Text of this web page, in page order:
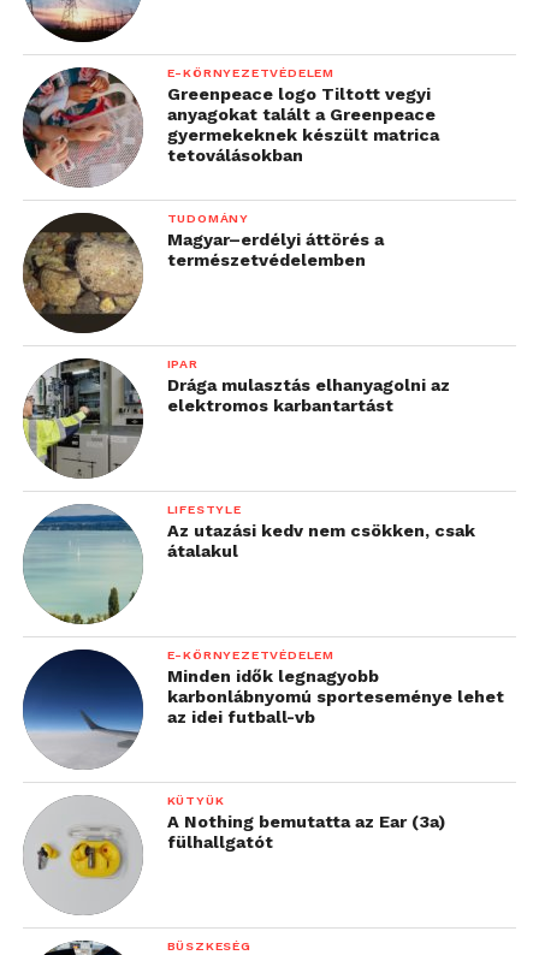
E-KÖRNYEZETVÉDELEM
Greenpeace logo Tiltott vegyi
anyagokat talált a Greenpeace
gyermekeknek készült matrica
tetoválásokban
TUDOMÁNY
Magyar–erdélyi áttörés a
természetvédelemben
IPAR
Drága mulasztás elhanyagolni az
elektromos karbantartást
LIFESTYLE
Az utazási kedv nem csökken, csak
átalakul
E-KÖRNYEZETVÉDELEM
Minden idők legnagyobb
karbonlábnyomú sporteseménye lehet
az idei futball-vb
KÜTYÜK
A Nothing bemutatta az Ear (3a)
fülhallgatót
BÜSZKESÉG